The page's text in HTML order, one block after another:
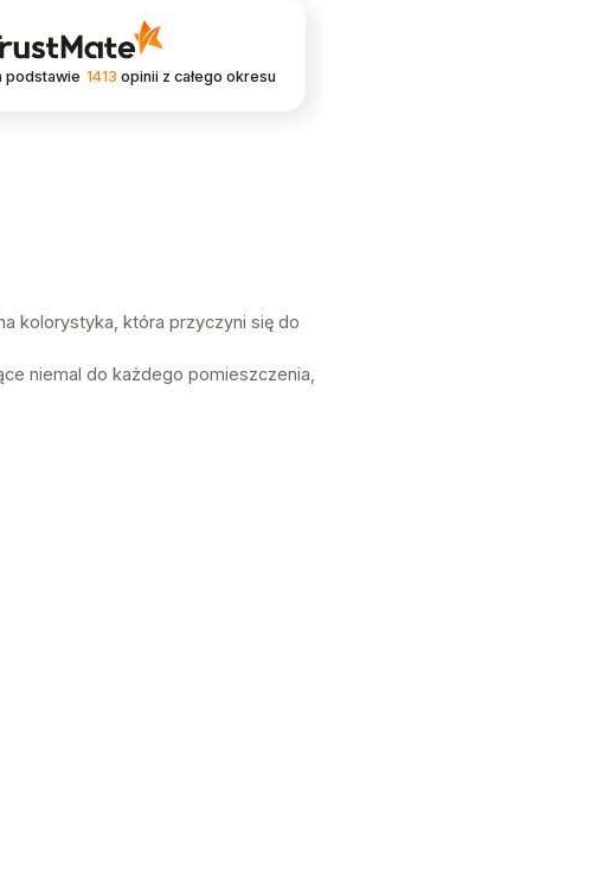
podstawie 1413 opinii z całego okresu
kolorystyka, która przyczyni się do
niemal do każdego pomieszczenia,